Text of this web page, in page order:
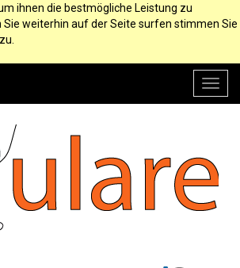
ihnen die bestmögliche Leistung zu
Sie weiterhin auf der Seite surfen stimmen Sie
zu.